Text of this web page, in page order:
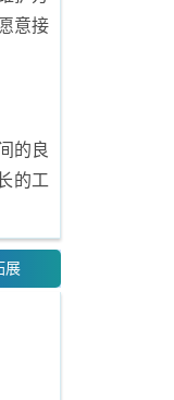
意接
的良
的工
展